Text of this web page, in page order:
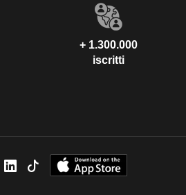
+ 1.300.000
iscritti